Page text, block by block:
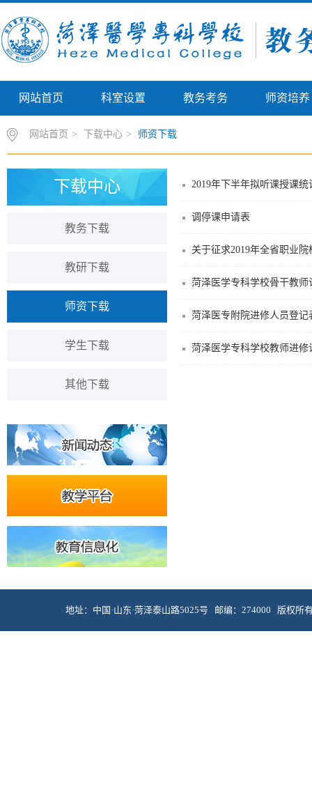
网站首页 科室设置 教务考务 师资培养
网站首页 > 下载中心 > 师资下载
下载中心
教务下载
教研下载
师资下载
学生下载
其他下载
2019年下半年拟听课授课统
调停课申请表
关于征求​2019年全省职业
菏泽医学专科学校骨干教师
菏泽医专附院进修人员登记
菏泽医学专科学校教师进修
地址：中国·山东·菏泽泰山路5025号 邮编：274000 版权所